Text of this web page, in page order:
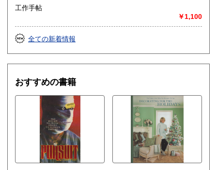
工作手帖
￥1,100
全ての新着情報
おすすめの書籍